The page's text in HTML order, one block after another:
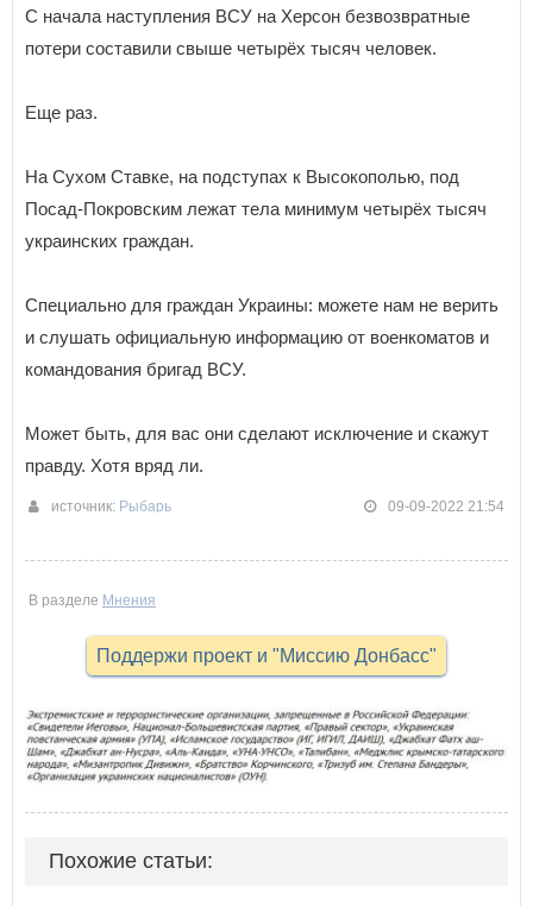
С начала наступления ВСУ на Херсон безвозвратные
потери составили свыше четырёх тысяч человек.
Еще раз.
На Сухом Ставке, на подступах к Высокополью, под
Посад-Покровским лежат тела минимум четырёх тысяч
украинских граждан.
Специально для граждан Украины: можете нам не верить
и слушать официальную информацию от военкоматов и
командования бригад ВСУ.
Может быть, для вас они сделают исключение и скажут
правду. Хотя вряд ли.
источник: Рыбарь 09-09-2022 21:54
В разделе Мнения
Поддержи проект и "Миссию Донбасс"
Похожие статьи: